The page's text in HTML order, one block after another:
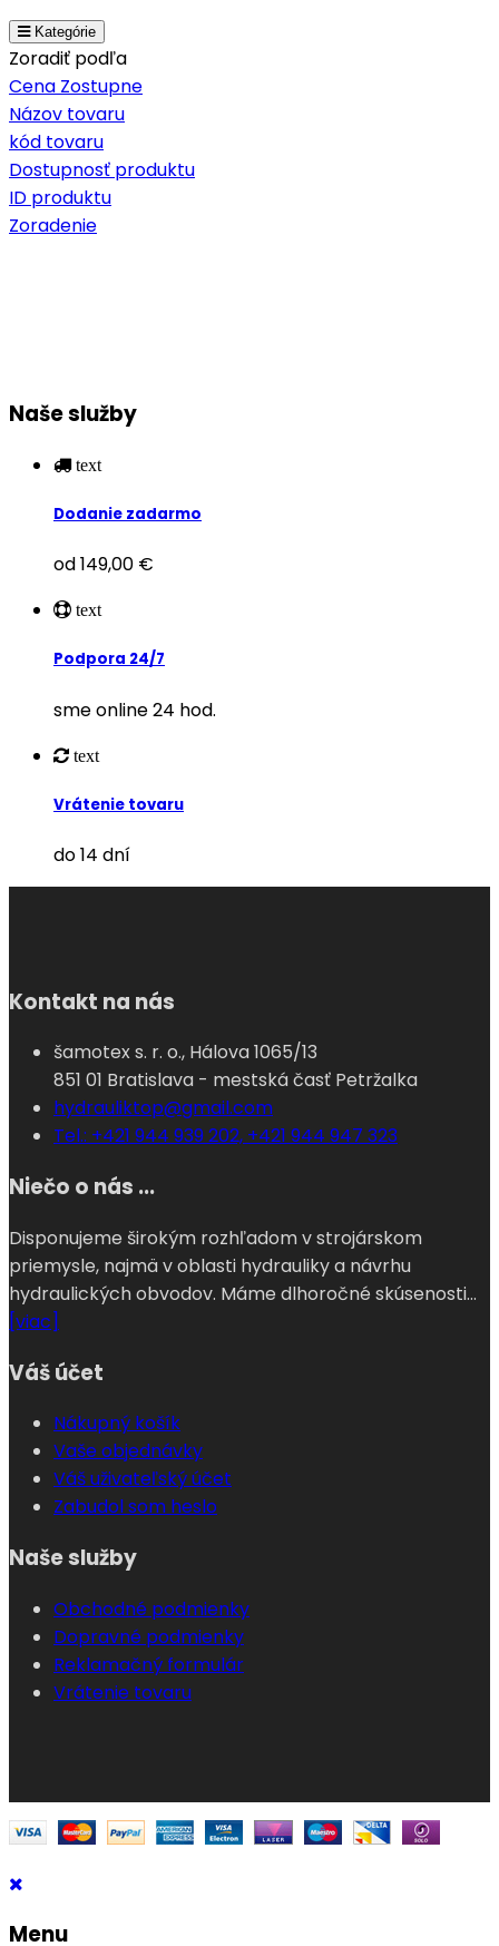
Kategórie
Zoradiť podľa
Cena Zostupne
Názov tovaru
kód tovaru
Dostupnosť produktu
ID produktu
Zoradenie
Naše služby
text
Dodanie zadarmo
od 149,00 €
text
Podpora 24/7
sme online 24 hod.
text
Vrátenie tovaru
do 14 dní
Kontakt na nás
šamotex s. r. o., Hálova 1065/13
851 01 Bratislava - mestská časť Petržalka
hydrauliktop@gmail.com
Tel.: +421 944 939 202, +421 944 947 323
Niečo o nás ...
Disponujeme širokým rozhľadom v strojárskom
priemysle, najmä v oblasti hydrauliky a návrhu
hydraulických obvodov. Máme dlhoročné skúsenosti...
[viac]
Váš účet
Nákupný košík
Vaše objednávky
Váš uživateľský účet
Zabudol som heslo
Naše služby
Obchodné podmienky
Dopravné podmienky
Reklamačný formulár
Vrátenie tovaru
Menu